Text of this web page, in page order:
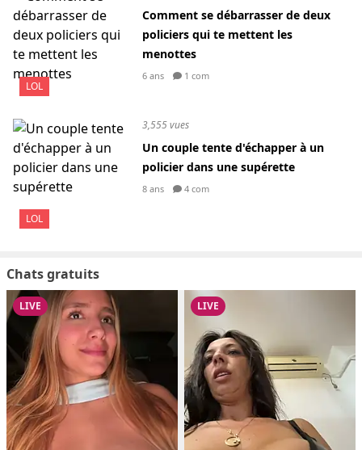
LOL
Comment se débarrasser de deux
policiers qui te mettent les
menottes
6 ans 1 com
LOL
3,555 vues
Un couple tente d'échapper à un
policier dans une supérette
8 ans 4 com
Chats gratuits